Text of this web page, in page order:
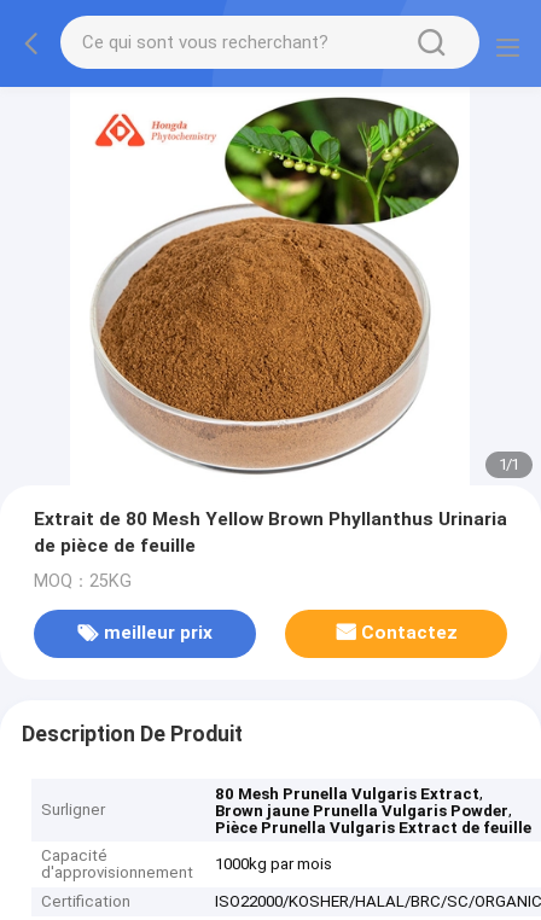
1/1
Extrait de 80 Mesh Yellow Brown Phyllanthus Urinaria
de pièce de feuille
MOQ：25KG
meilleur prix Contactez
Description De Produit
Surligner
80 Mesh Prunella Vulgaris Extract,
Brown jaune Prunella Vulgaris Powder,
Pièce Prunella Vulgaris Extract de feuille
Capacité
d'approvisionnement
1000kg par mois
Certification
ISO22000/KOSHER/HALAL/BRC/SC/